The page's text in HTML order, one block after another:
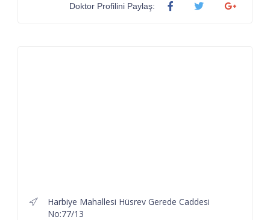
Doktor Profilini Paylaş:
Harbiye Mahallesi Hüsrev Gerede Caddesi
No:77/13